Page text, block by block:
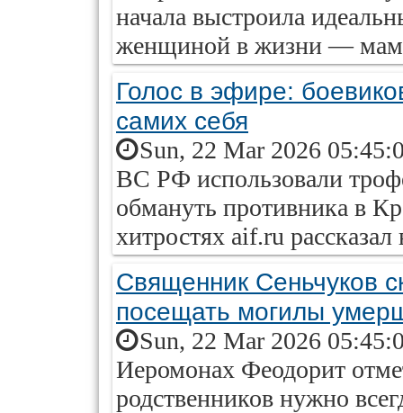
начала выстроила
женщиной в жизни —
Голос в эфире:
самих себя
Sun, 22 Mar 2026
ВС РФ использовали
обмануть противника в
хитростях aif.ru
Священник Сеньчуков
посещать могилы
Sun, 22 Mar 2026
Иеромонах Феодорит
родственников нужно